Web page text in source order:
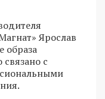
Ярослав
образа
с